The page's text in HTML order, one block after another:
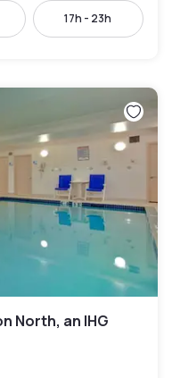
17h - 23h
North, an IHG